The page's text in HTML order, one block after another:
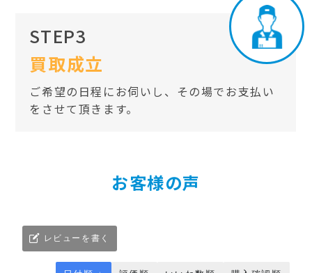
STEP3
買取成立
ご希望の日程にお伺いし、その場でお支払い
をさせて頂きます。
お客様の声
レビューを書く